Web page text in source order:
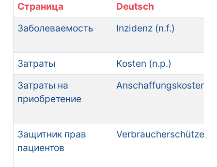
Страница
Deutsch
Заболеваемость
Inzidenz (n.f.)
Затраты
Kosten (n.p.)
Затраты на
приобретение
Anschaffungskosten
Защитник прав
пациентов
Verbraucherschützer